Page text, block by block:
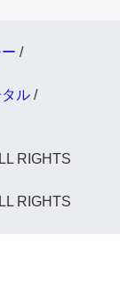
/
ル /
RIGHTS
RIGHTS